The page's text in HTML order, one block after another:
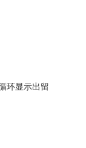
环显示出留